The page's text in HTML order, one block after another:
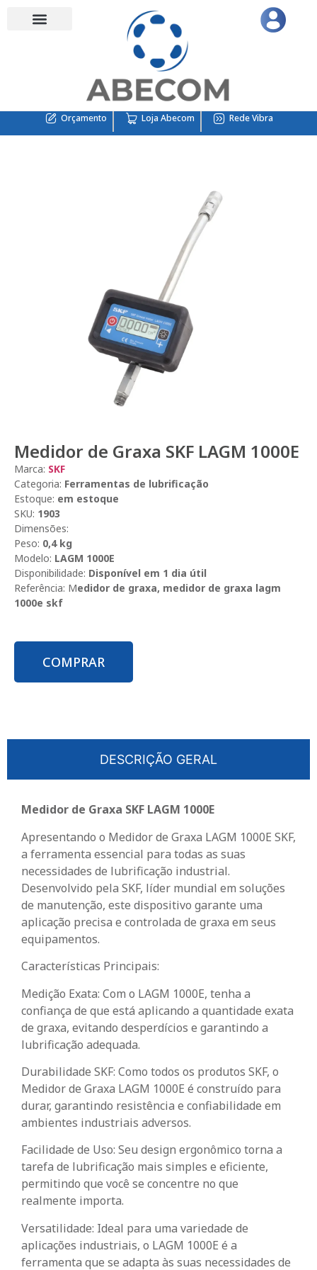
Orçamento Loja Abecom Rede Vibra
Medidor de Graxa SKF LAGM 1000E
Marca: SKF
Categoria: Ferramentas de lubrificação
Estoque: em estoque
SKU: 1903
Dimensões:
Peso: 0,4 kg
Modelo: LAGM 1000E
Disponibilidade: Disponível em 1 dia útil
Referência: Medidor de graxa, medidor de graxa lagm
1000e skf
COMPRAR
DESCRIÇÃO GERAL
Medidor de Graxa SKF LAGM 1000E
Apresentando o Medidor de Graxa LAGM 1000E SKF,
a ferramenta essencial para todas as suas
necessidades de lubrificação industrial.
Desenvolvido pela SKF, líder mundial em soluções
de manutenção, este dispositivo garante uma
aplicação precisa e controlada de graxa em seus
equipamentos.
Características Principais:
Medição Exata: Com o LAGM 1000E, tenha a
confiança de que está aplicando a quantidade exata
de graxa, evitando desperdícios e garantindo a
lubrificação adequada.
Durabilidade SKF: Como todos os produtos SKF, o
Medidor de Graxa LAGM 1000E é construído para
durar, garantindo resistência e confiabilidade em
ambientes industriais adversos.
Facilidade de Uso: Seu design ergonômico torna a
tarefa de lubrificação mais simples e eficiente,
permitindo que você se concentre no que
realmente importa.
Versatilidade: Ideal para uma variedade de
aplicações industriais, o LAGM 1000E é a
ferramenta que se adapta às suas necessidades de